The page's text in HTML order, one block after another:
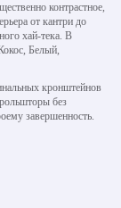
контрастное,
от кантри до
хай-тека. В
Белый,
кронштейнов
без
завершенность.